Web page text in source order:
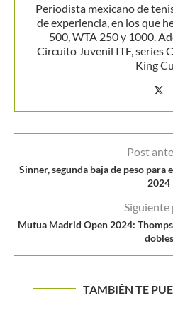
Periodista mexicano de
de experiencia, en los que
500, WTA 250 y 1000.
Circuito Juvenil ITF, series
King
Post
Sinner, segunda baja de peso para
2024
Siguiente
Mutua Madrid Open 2024:
dobles
TAMBIÉN TE